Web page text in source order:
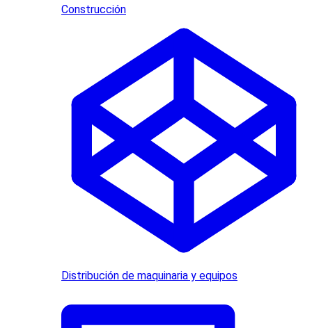
Construcción
Distribución de maquinaria y equipos